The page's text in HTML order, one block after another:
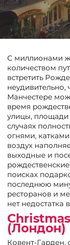
С миллионами
количеством
встретить
Манчестере
время
улицы, площади
случаях
огнями,
воздух
выходные и
поисках
последнюю
ресторанов и
нет недостатка
(Лондон)
Ковент-Гарден,